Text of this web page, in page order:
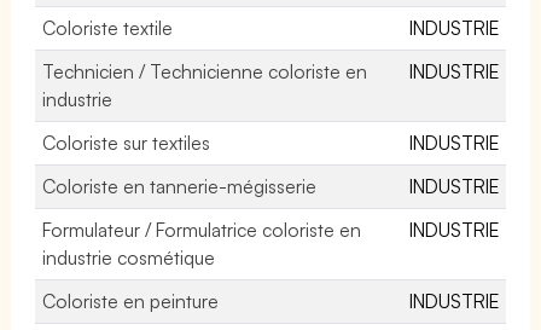
Coloriste textile
INDUSTRIE
Technicien / Technicienne coloriste en
industrie
INDUSTRIE
Coloriste sur textiles
INDUSTRIE
Coloriste en tannerie-mégisserie
INDUSTRIE
Formulateur / Formulatrice coloriste en
industrie cosmétique
INDUSTRIE
Coloriste en peinture
INDUSTRIE